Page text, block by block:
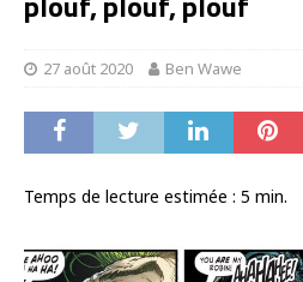
27 août 2020 Ben Wawe
Temps de lecture estimée : 5 min.